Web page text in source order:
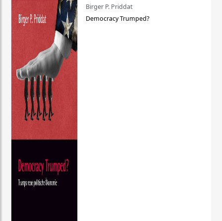
Birger P. Priddat
Democracy Trumped?